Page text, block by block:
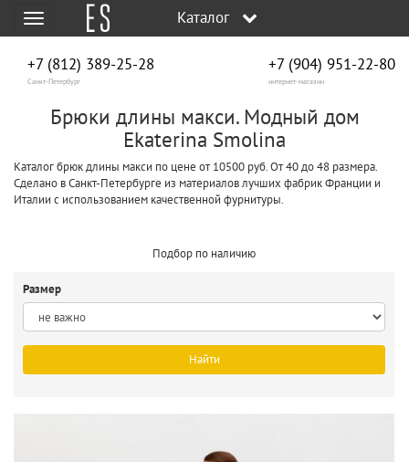
Меню Каталог
+7 (812) 389-25-28
Санкт-Петербург
+7 (904) 951‑22‑80
интернет-магазин
Брюки длины макси. Модный дом
Ekaterina Smolina
Каталог брюк длины макси по цене от 10500 руб. От 40 до 48 размера.
Сделано в Санкт-Петербурге из материалов лучших фабрик Франции и
Италии с использованием качественной фурнитуры.
Подбор по наличию
Размер